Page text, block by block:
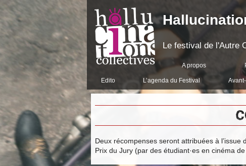
Le festival de l'Autre
A propos
Edito L’agenda du Festival
Deux récompenses seront attribuées à
Prix du Jury (par des étudiant·es en cinéma